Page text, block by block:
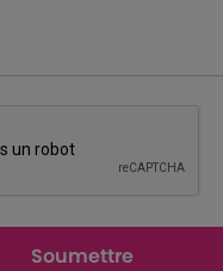
Soumettre